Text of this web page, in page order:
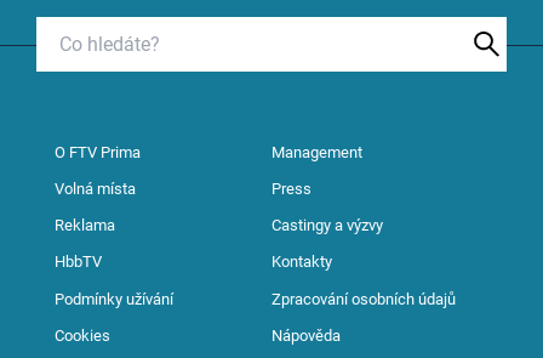
O FTV Prima Management
Volná místa Press
Reklama Castingy a výzvy
HbbTV Kontakty
Podmínky užívání Zpracování osobních údajů
Cookies Nápověda